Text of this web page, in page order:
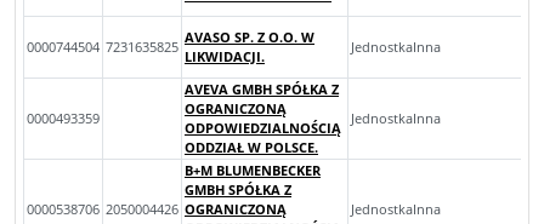
0000744504 7231635825
AVASO SP. Z O.O. W
LIKWIDACJI.
JednostkaInna
0000493359
AVEVA GMBH SPÓŁKA Z
OGRANICZONĄ
ODPOWIEDZIALNOŚCIĄ
ODDZIAŁ W POLSCE.
JednostkaInna
0000538706 2050004426
B+M BLUMENBECKER
GMBH SPÓŁKA Z
OGRANICZONĄ
JednostkaInna